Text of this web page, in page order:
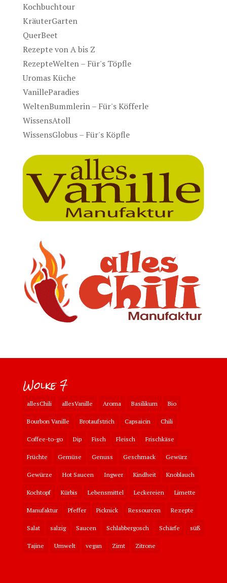
Kochbuchtour
KräuterGarten
QuerBeet
Rezepte von A bis Z
RezepteWelten – Für's Töpfle
Uromas Küche
VanilleParadies
WeltenBummlerin – Für's Köfferle
WissensAtoll
WissensGlobus – Für's Köpfle
Wolke 7
allesChili allesVanille Aroma Basilikum Bio
Bourbon Vanille Brotaufstrich Capsaicin Chili
Coffee-to-go Dip Fisch Fleisch Frischkäse
Früchte Gemüse Genuss Geschmack Gewürz
Gewürze Hot Saucen Ingwer Kindheit Knoblauch
Kochtopf Kürbis Lebensmittel Leckereien Limette
Manufaktur Pfeffer Picknick Ressourcen Rezepte
Salat salzig Saucen Schlabbergosch Schärfe süß
Tajine Umwelt vegan Zimt Zitrone